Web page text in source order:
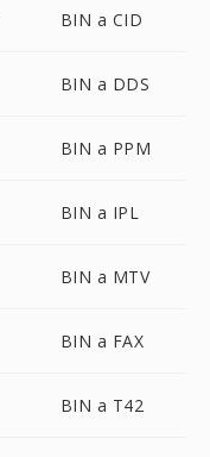
BIN a CID
BIN a DDS
BIN a PPM
BIN a IPL
BIN a MTV
BIN a FAX
BIN a T42